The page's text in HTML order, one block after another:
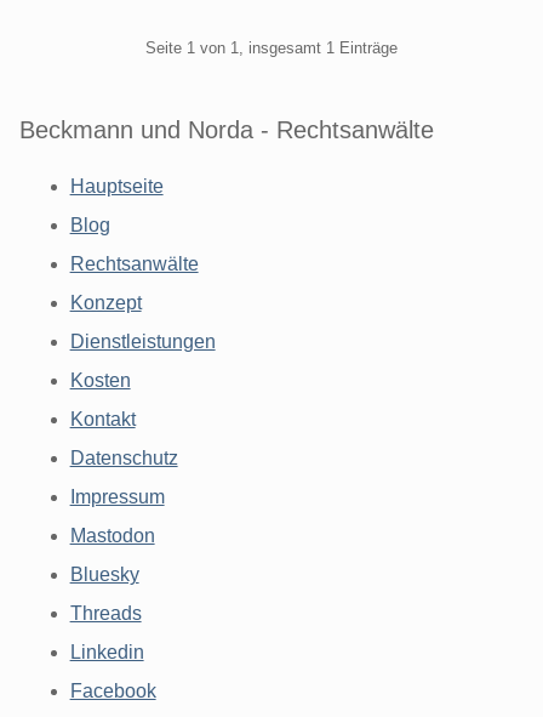
Seite 1 von 1, insgesamt 1 Einträge
Beckmann und Norda - Rechtsanwälte
Hauptseite
Blog
Rechtsanwälte
Konzept
Dienstleistungen
Kosten
Kontakt
Datenschutz
Impressum
Mastodon
Bluesky
Threads
Linkedin
Facebook